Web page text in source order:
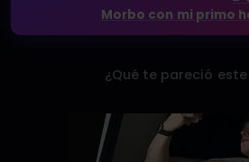
Morbo con mi primo
¿Qué te pareció